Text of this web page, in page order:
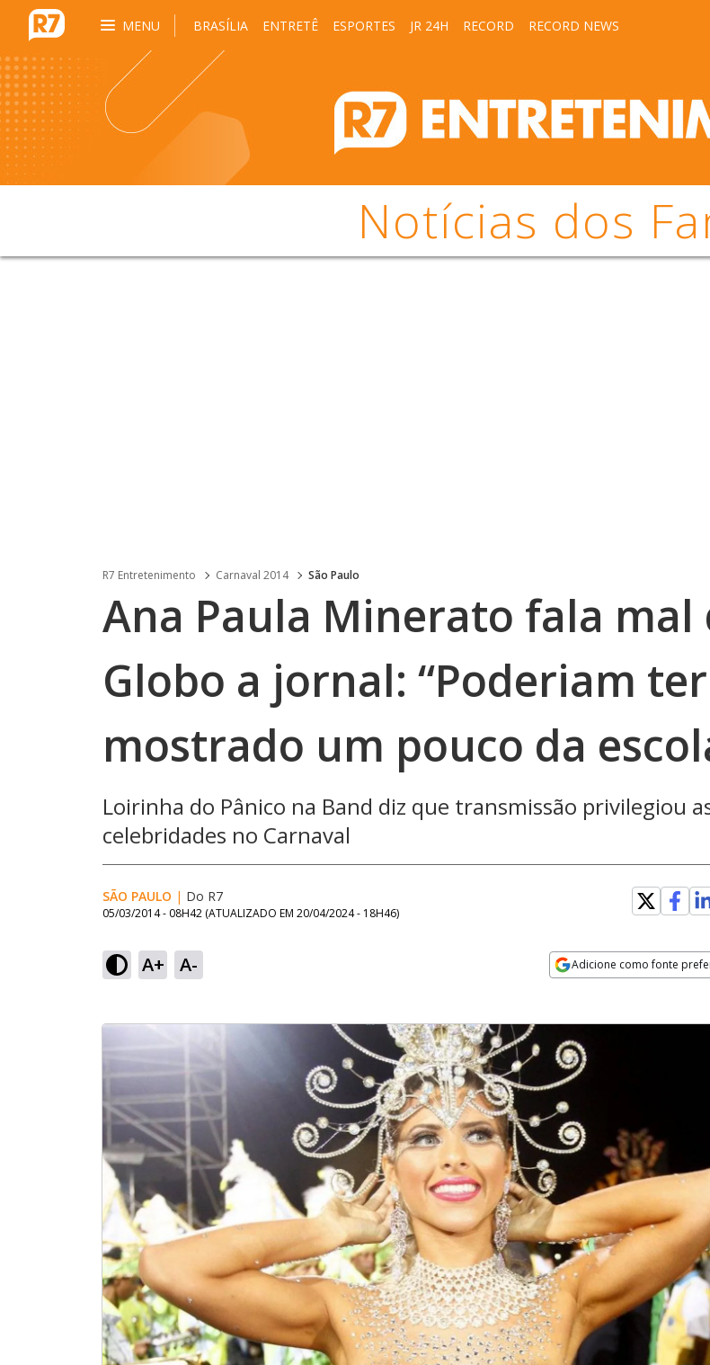
MENU BRASÍLIA ENTRETÊ ESPORTES JR 24H RECORD RECORD NEWS
Notícias dos
R7 Entretenimento Carnaval 2014 São Paulo
Ana Paula Minerato fala mal
Globo a jornal: “Poderiam ter
mostrado um pouco da
Loirinha do Pânico na Band diz que transmissão privilegiou
celebridades no Carnaval
SÃO PAULO | Do R7
05/03/2014 - 08H42 (ATUALIZADO EM 20/04/2024 - 18H46)
A+ A- Adicione como fonte